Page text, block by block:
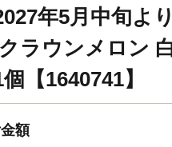
年5月中旬よ
ラウンメロン
【1640741】
額